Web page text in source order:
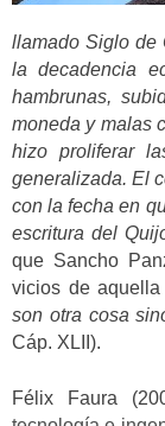
llamado Siglo de
la decadencia
hambrunas,
moneda y malas
hizo proliferar
generalizada. El
con la fecha en
escritura del
que Sancho
vicios de aquella
son otra cosa
Cáp. XLII).
Félix Faura